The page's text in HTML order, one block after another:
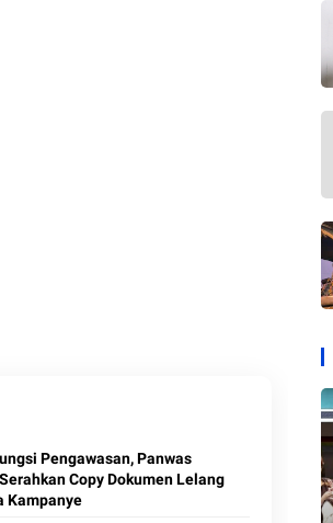
Pengawasan, Panwas
Copy Dokumen Lelang
Kampanye